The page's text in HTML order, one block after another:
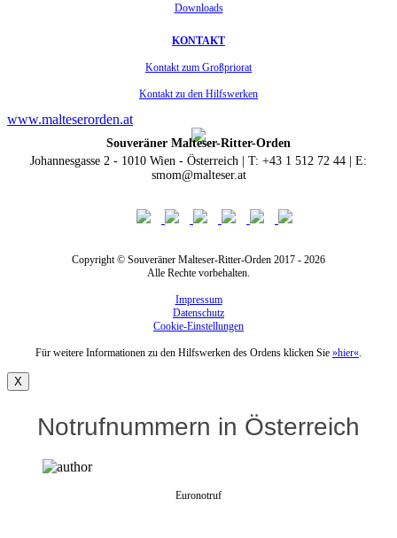
Downloads
KONTAKT
Kontakt zum Großpriorat
Kontakt zu den Hilfswerken
www.malteserorden.at
Souveräner Malteser-Ritter-Orden
Johannesgasse 2 - 1010 Wien - Österreich | T: +43 1 512 72 44 | E:
smom@malteser.at
Copyright © Souveräner Malteser-Ritter-Orden 2017 - 2026
Alle Rechte vorbehalten.
Impressum
Datenschutz
Cookie-Einstellungen
Für weitere Informationen zu den Hilfswerken des Ordens klicken Sie »hier«.
X
Notrufnummern in Österreich
Euronotruf